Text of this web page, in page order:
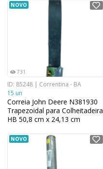
NOVO
731
ID: 85248 | Correntina - BA
15 un
Correia John Deere N381930
Trapezoidal para Colheitadeira
HB 50,8 cm x 24,13 cm
NOVO